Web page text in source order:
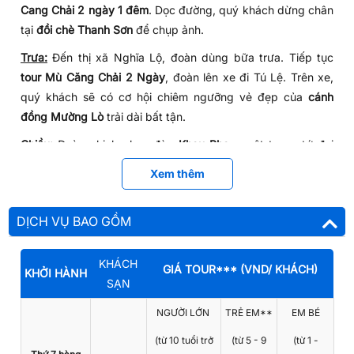
Cang Chải 2 ngày 1 đêm. Dọc đường, quý khách dừng chân
tại đồi chè Thanh Sơn để chụp ảnh.
Trưa: Đến thị xã Nghĩa Lộ, đoàn dùng bữa trưa. Tiếp tục
tour Mù Căng Chải 2 Ngày, đoàn lên xe đi Tú Lệ. Trên xe,
quý khách sẽ có cơ hội chiêm ngưỡng vẻ đẹp của cánh
đồng Mường Lòtrải dài bất tận.
Chiều: Đoàn chinh phục đèo Khau Phạ
- một trong tứ đại
đỉnh đèo nổi tiếng của
. Tại đây, đoàn tham
quan chiêm ngưỡng toàn bộ khu vực
thung lũng Khau Phạ,
động viên chuyên nghiệp nhảy dù
(vào tháng 9 hàng năm).
Tiếp tục hành trình, quý khách tự túc thuê xe ôm do chính
những người H'mông bản địa nơi đây điều khiển để đến với
ruộng bậc thang Mâm Xôi
nên tên tuổi cho ruộng bậc thang Mù Cang Chải.
Xe đưa Quý khách di chuyển về thị trấn Mù Cang Chải
Xem thêm
DỊCH VỤ BAO GỒM
KHỞI HÀNH
KHÁCH
SẠN
GIÁ TOUR*** (VND/ KHÁCH)
NGƯỜI LỚN
(từ 10 tuổi trở
TRẺ EM**
(từ 5 - 9
EM BÉ
(từ 1 -